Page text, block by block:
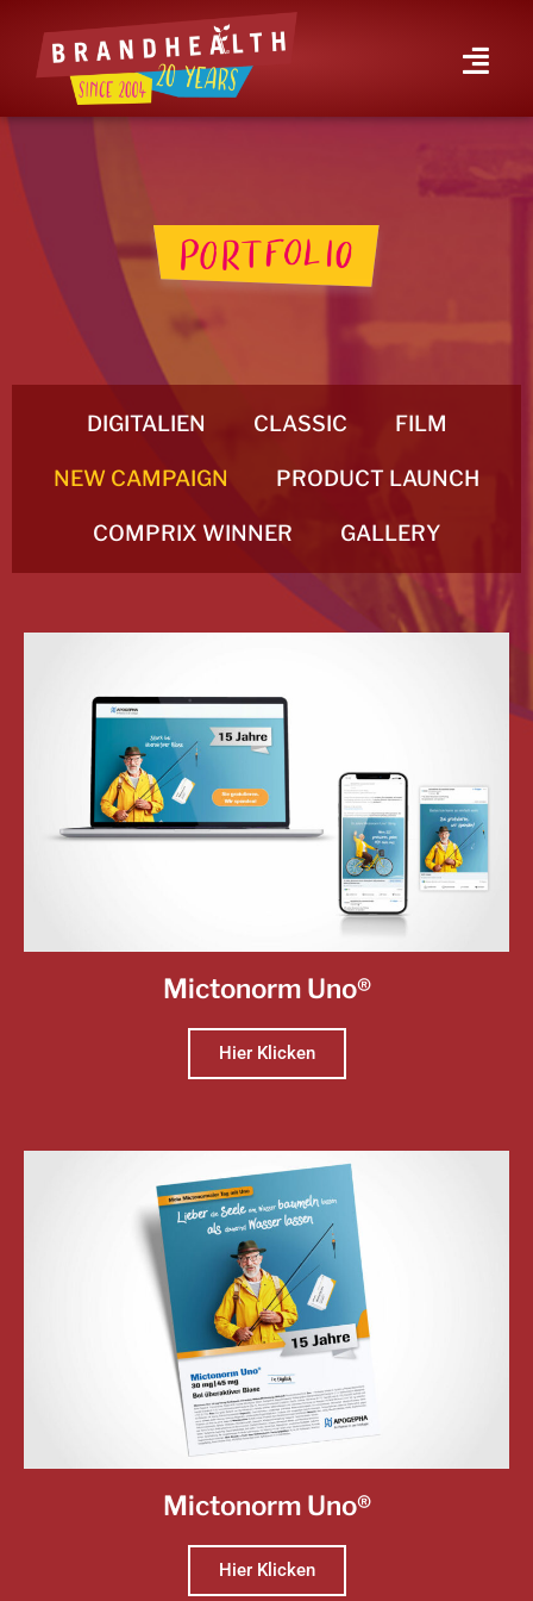
DIGITALIEN CLASSIC FILM
NEW CAMPAIGN PRODUCT LAUNCH
COMPRIX WINNER GALLERY
Mictonorm Uno®
Hier Klicken
Mictonorm Uno®
Hier Klicken